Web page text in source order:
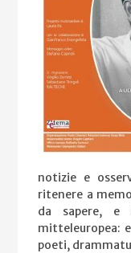
notizie e
ritenere a
da sapere, e
mitteleuropea:
poeti,